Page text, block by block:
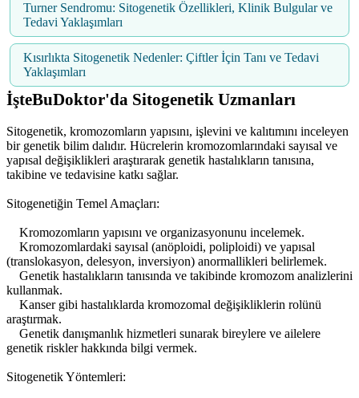
Turner Sendromu: Sitogenetik Özellikleri, Klinik Bulgular ve
Tedavi Yaklaşımları
Kısırlıkta Sitogenetik Nedenler: Çiftler İçin Tanı ve Tedavi
Yaklaşımları
İşteBuDoktor'da Sitogenetik Uzmanları
Sitogenetik, kromozomların yapısını, işlevini ve kalıtımını inceleyen
bir genetik bilim dalıdır. Hücrelerin kromozomlarındaki sayısal ve
yapısal değişiklikleri araştırarak genetik hastalıkların tanısına,
takibine ve tedavisine katkı sağlar.
Sitogenetiğin Temel Amaçları:
Kromozomların yapısını ve organizasyonunu incelemek.
Kromozomlardaki sayısal (anöploidi, poliploidi) ve yapısal
(translokasyon, delesyon, inversiyon) anormallikleri belirlemek.
Genetik hastalıkların tanısında ve takibinde kromozom analizlerini
kullanmak.
Kanser gibi hastalıklarda kromozomal değişikliklerin rolünü
araştırmak.
Genetik danışmanlık hizmetleri sunarak bireylere ve ailelere
genetik riskler hakkında bilgi vermek.
Sitogenetik Yöntemleri: